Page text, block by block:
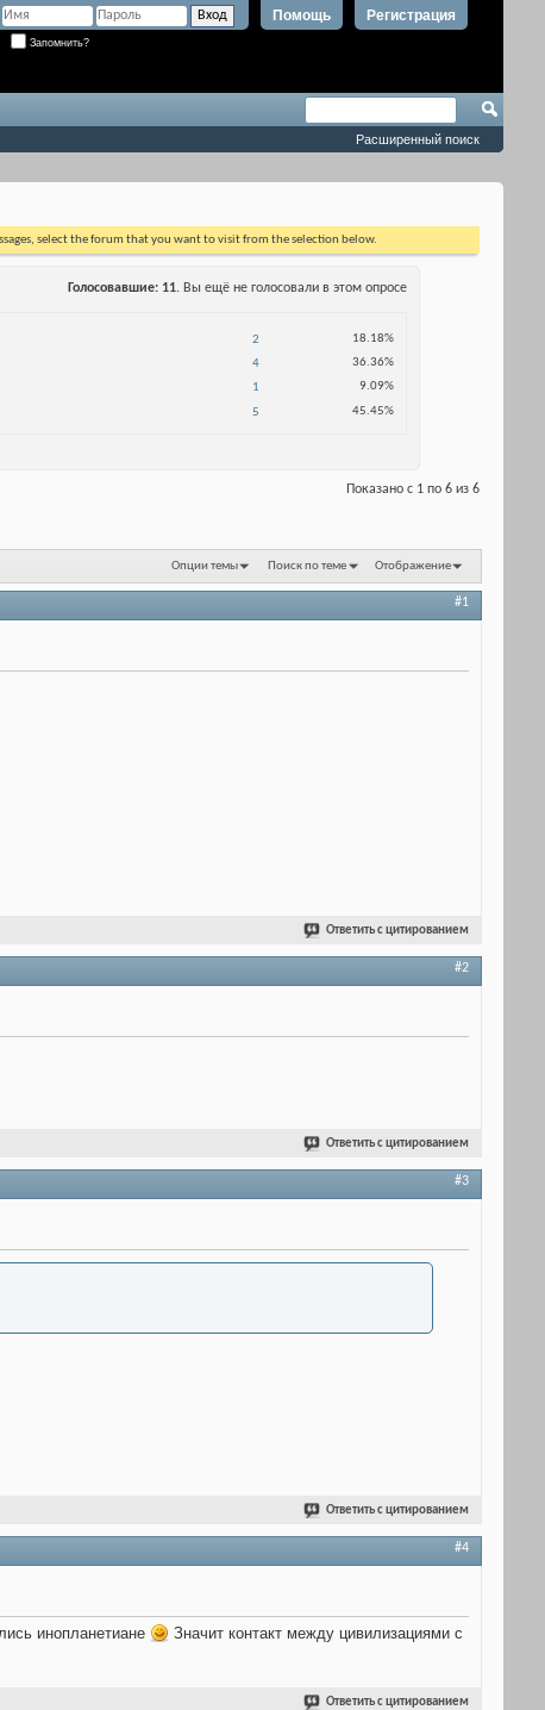
Регистрация
Помощь
Запомнить?
Расширенный поиск
select the forum that you want to visit from the selection below.
Голосовавшие 11. Вы ещё не голосовали в этом опросе
2 18.18%
4 36.36%
1 9.09%
5 45.45%
Показано с 1 по 6 из 6
Опции темы Поиск по теме Отображение
#1
Ответить с цитированием
#2
Ответить с цитированием
#3
Ответить с цитированием
#4
инопланетиане
Значит контакт между цивилизациями с
Ответить с цитированием